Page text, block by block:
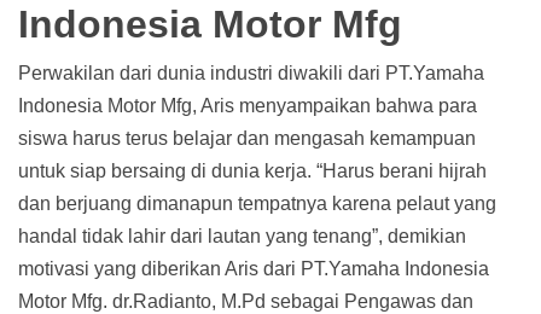
Indonesia Motor Mfg
Perwakilan dari dunia industri diwakili dari PT.Yamaha
Indonesia Motor Mfg, Aris menyampaikan bahwa para
siswa harus terus belajar dan mengasah kemampuan
untuk siap bersaing di dunia kerja. “Harus berani hijrah
dan berjuang dimanapun tempatnya karena pelaut yang
handal tidak lahir dari lautan yang tenang”, demikian
motivasi yang diberikan Aris dari PT.Yamaha Indonesia
Motor Mfg. dr.Radianto, M.Pd sebagai Pengawas dan